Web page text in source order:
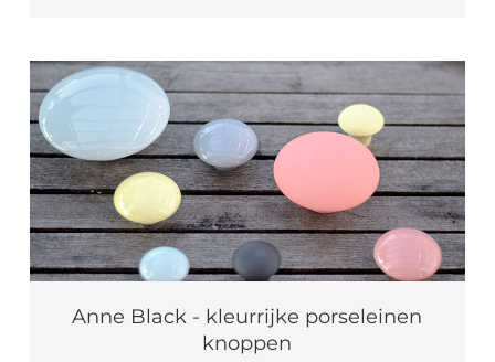
Anne Black - kleurrijke porseleinen
knoppen